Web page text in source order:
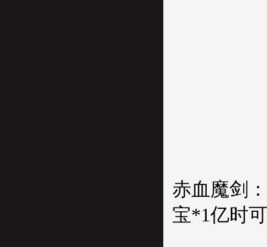
赤血魔剑
宝*1亿时